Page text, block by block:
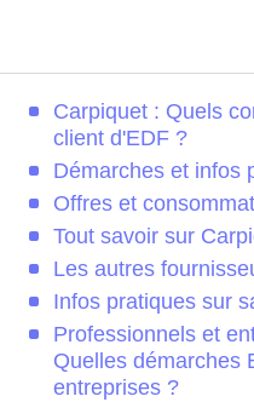
Carpiquet : Quels
client d'EDF ?
Démarches et infos
Offres et
Tout savoir sur
Les autres
Infos pratiques sur
Professionnels et
Quelles démarches
entreprises ?